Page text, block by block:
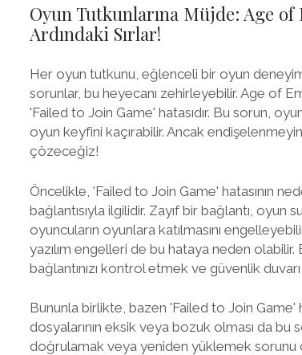
Oyun Tutkunlarına Müjde: Age of
Ardındaki Sırlar!
Her oyun tutkunu, eğlenceli bir oyun deneyimi
sorunlar, bu heyecanı zehirleyebilir. Age of
'Failed to Join Game' hatasıdır. Bu sorun,
oyun keyfini kaçırabilir. Ancak
çözeceğiz!
Öncelikle, 'Failed to Join Game' hatasının
bağlantısıyla ilgilidir. Zayıf bir bağlantı,
oyuncuların oyunlara katılmasını
yazılım engelleri de bu hataya neden
bağlantınızı kontrol etmek ve güvenlik
Bununla birlikte, bazen 'Failed to Join Game'
dosyalarının eksik veya bozuk olması da bu
doğrulamak veya yeniden yüklemek sorunu